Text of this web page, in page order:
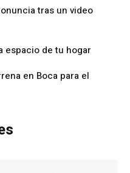
tras un video
espacio de tu hogar
en Boca para el